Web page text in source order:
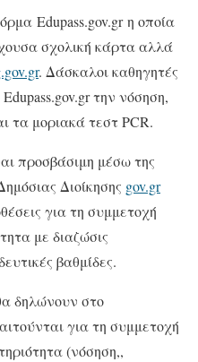
Edupass.gov.gr η οποία
σχολική κάρτα αλλά
. Δάσκαλοι καθηγητές
την νόσηση,
τα μοριακά τεστ PCR.
προσβάσιμη μέσω της
Διοίκησης gov.gr
για τη συμμετοχή
με διαζώσις
βαθμίδες.
δηλώνουν στο
για τη συμμετοχή
(νόσηση,,